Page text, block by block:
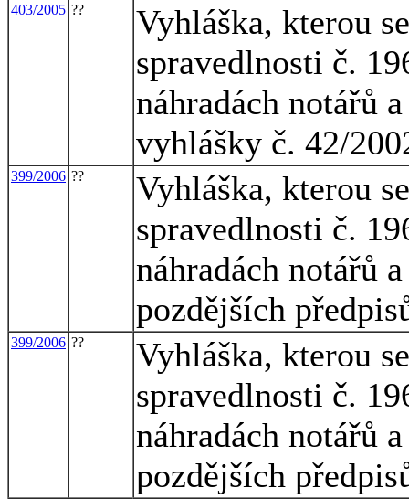
403/2005 ??
Vyhláška, kterou
spravedlnosti č.
náhradách notářů
vyhlášky č. 42/
399/2006 ??
Vyhláška, kterou
spravedlnosti č.
náhradách notářů
pozdějších
399/2006 ??
Vyhláška, kterou
spravedlnosti č.
náhradách notářů
pozdějších